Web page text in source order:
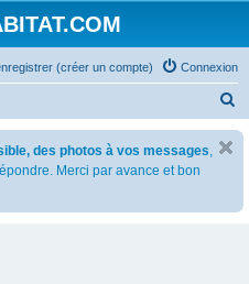
Connexion
(créer un compte)
e
des photos à vos messages,
Merci par avance et bon